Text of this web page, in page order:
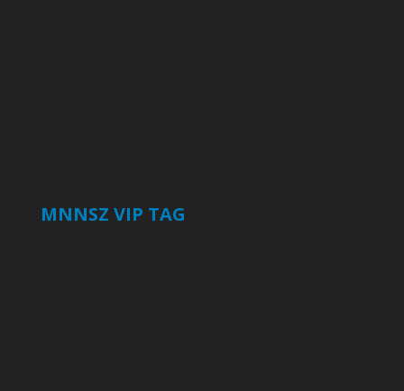
MNNSZ VIP TAG